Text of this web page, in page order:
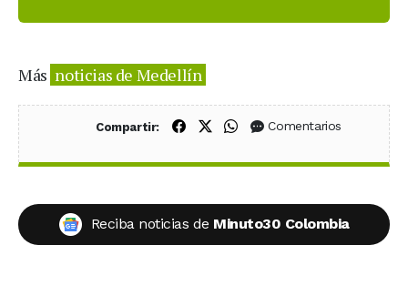
Más noticias de Medellín
Compartir: Compartir en Facebook
Compartir en X (Twitter)
Compartir en WhatsApp
Comentarios
Reciba noticias de Minuto30 Colombia